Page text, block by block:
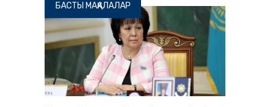
БАСТЫ МАҚАЛАЛАР